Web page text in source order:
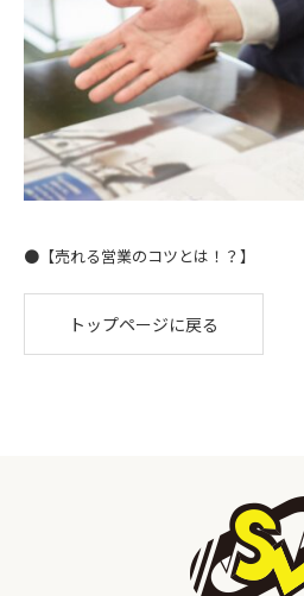
●【売れる営業のコツとは！？】
トップページに戻る